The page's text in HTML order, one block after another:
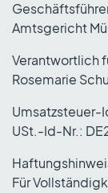
Amtsgericht
Verantwortlich
Rosemarie
Umsatzsteuer-
USt.-Id-Nr.:
Für